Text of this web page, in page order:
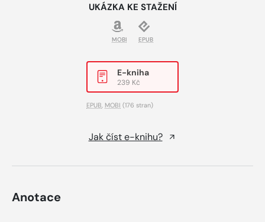
UKÁZKA KE STAŽENÍ
MOBI EPUB
E-kniha
239 Kč
EPUB MOBI (176 stran)
Jak číst e-knihu?
Anotace